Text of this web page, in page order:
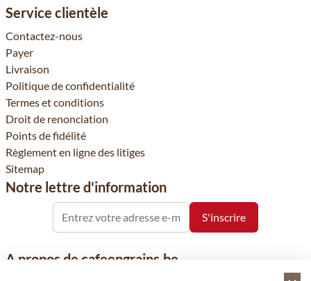
Service clientèle
Contactez-nous
Payer
Livraison
Politique de confidentialité
Termes et conditions
Droit de renonciation
Points de fidélité
Règlement en ligne des litiges
Sitemap
Notre lettre d'information
A propos de cafeengrains.be